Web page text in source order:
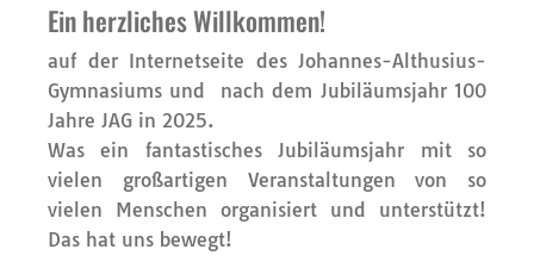
Ein herzliches Willkommen!
auf der Internetseite des Johannes-Althusius-
Gymnasiums und nach dem Jubiläumsjahr 100
Jahre JAG in 2025.
Was ein fantastisches Jubiläumsjahr mit so
vielen großartigen Veranstaltungen von so
vielen Menschen organisiert und unterstützt!
Das hat uns bewegt!